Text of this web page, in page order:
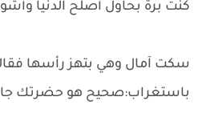
كنت برة بحاول أصلح الدنيا
سكت آمال وهي بتهز رأسها
باستغراب:صحيح هو حضرتك